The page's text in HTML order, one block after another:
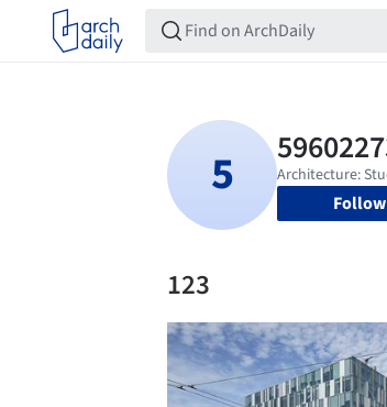
Follow
123